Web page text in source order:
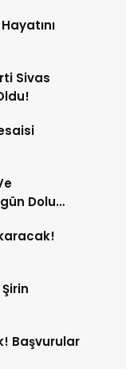
Sivas
Dolu
Başvurular